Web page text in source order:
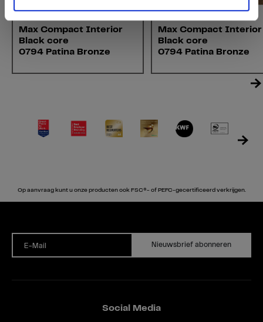
Max Compact Interior
Black core
0794 Patina Bronze
Max Compact Interior
Black core
0794 Patina Bronze
Op aanvraag kunt u onze producten ook FSC®- of PEFC-gecertificeerd verkrijgen.
E-Mail Nieuwsbrief abonneren
Social Media